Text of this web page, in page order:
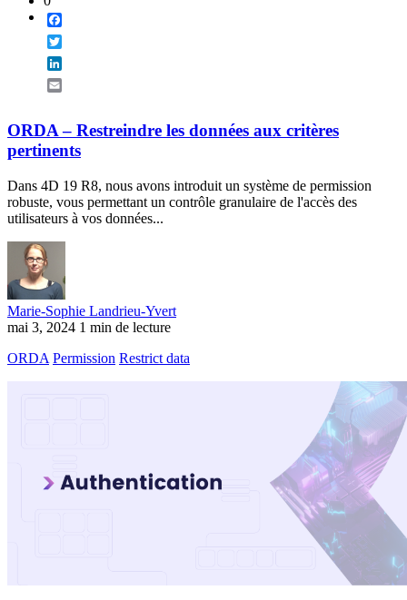
ORDA – Restreindre les données aux critères
pertinents
Dans 4D 19 R8, nous avons introduit un système de permission
robuste, vous permettant un contrôle granulaire de l'accès des
utilisateurs à vos données...
Marie-Sophie Landrieu-Yvert
mai 3, 2024 1 min de lecture
ORDA Permission Restrict data